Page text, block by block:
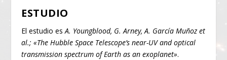
ESTUDIO
El estudio esA. Youngblood, G. Arney, A. García Muñoz et
al.; «The Hubble Space Telescope’s near-UV and optical
transmission spectrum of Earth as an exoplanet».